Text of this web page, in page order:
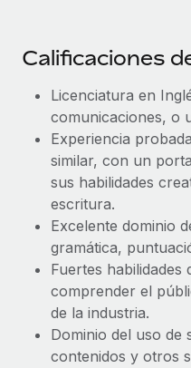
Calificaciones
Licenciatura en
comunicaciones, o
Experiencia
similar, con un
sus habilidades
escritura.
Excelente dominio
gramática,
Fuertes habilidades
comprender el
de la industria.
Dominio del uso de
contenidos y otros